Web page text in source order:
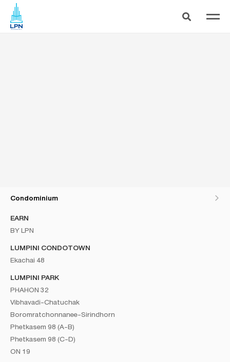
ลุมพินี เพลส แจ้งวัฒนะ - ปากเกร็ด สเตชั่น ฟรีทุกค่าใช้จ่าย ( ห้องใหญ่ให้ครบ 34.00 ตร.ม. )
Condominium
EARN
BY LPN
LUMPINI CONDOTOWN
Ekachai 48
LUMPINI PARK
PHAHON 32
Vibhavadi-Chatuchak
Boromratchonnanee-Sirindhorn
Phetkasem 98 (A-B)
Phetkasem 98 (C-D)
ON 19